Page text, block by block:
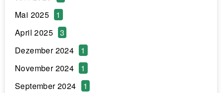
Mai 2025
1
April 2025
3
Dezember 2024
1
November 2024
1
September 2024
1